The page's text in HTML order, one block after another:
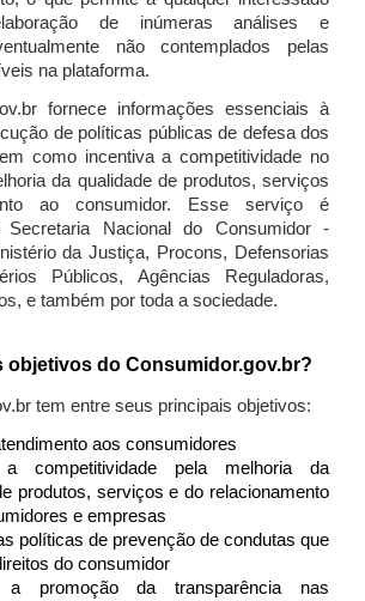
de inúmeras análises e
não contemplados pelas
na plataforma.
fornece informações essenciais à
de políticas públicas de defesa dos
como incentiva a competitividade no
da qualidade de produtos, serviços
ao consumidor. Esse serviço é
Secretaria Nacional do Consumidor -
da Justiça, Procons, Defensorias
Públicos, Agências Reguladoras,
e também por toda a sociedade.
objetivos do Consumidor.gov.br?
tem entre seus principais objetivos:
aos consumidores
a competitividade pela melhoria da
produtos, serviços e do relacionamento
e empresas
políticas de prevenção de condutas que
do consumidor
a promoção da transparência nas